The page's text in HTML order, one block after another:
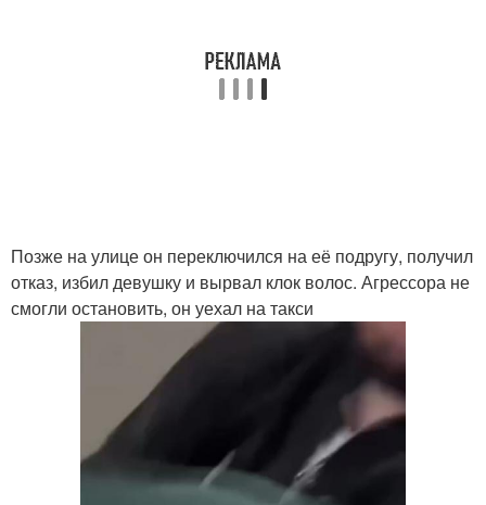
Позже на улице он переключился на её подругу, получил
отказ, избил девушку и вырвал клок волос. Агрессора не
смогли остановить, он уехал на такси